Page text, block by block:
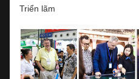
Triển lãm